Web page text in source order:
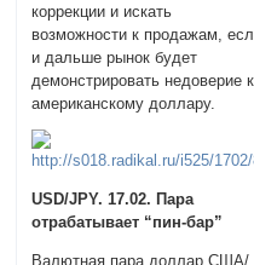
коррекции и искать
возможности к продажам,
и дальше рынок будет
демонстрировать недоверие к
американскому доллару.
USD/JPY. 17.02. Пара
отрабатывает “пин-бар”
Валютная пара доллар США/